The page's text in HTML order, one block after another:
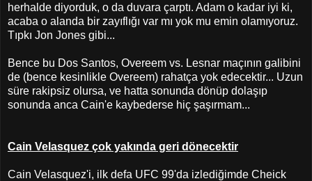
herhalde diyorduk, o da duvara çarptı. Adam o kadar iyi ki,
acaba o alanda bir zayıflığı var mı yok mu emin olamıyoruz.
Tıpkı Jon Jones gibi...
Bence bu Dos Santos, Overeem vs. Lesnar maçının galibini
de (bence kesinlikle Overeem) rahatça yok edecektir... Uzun
süre rakipsiz olursa, ve hatta sonunda dönüp dolaşıp
sonunda anca Cain'e kaybederse hiç şaşırmam...
Cain Velasquez çok yakında geri dönecektir
Cain Velasquez'i, ilk defa UFC 99'da izlediğimde Cheick